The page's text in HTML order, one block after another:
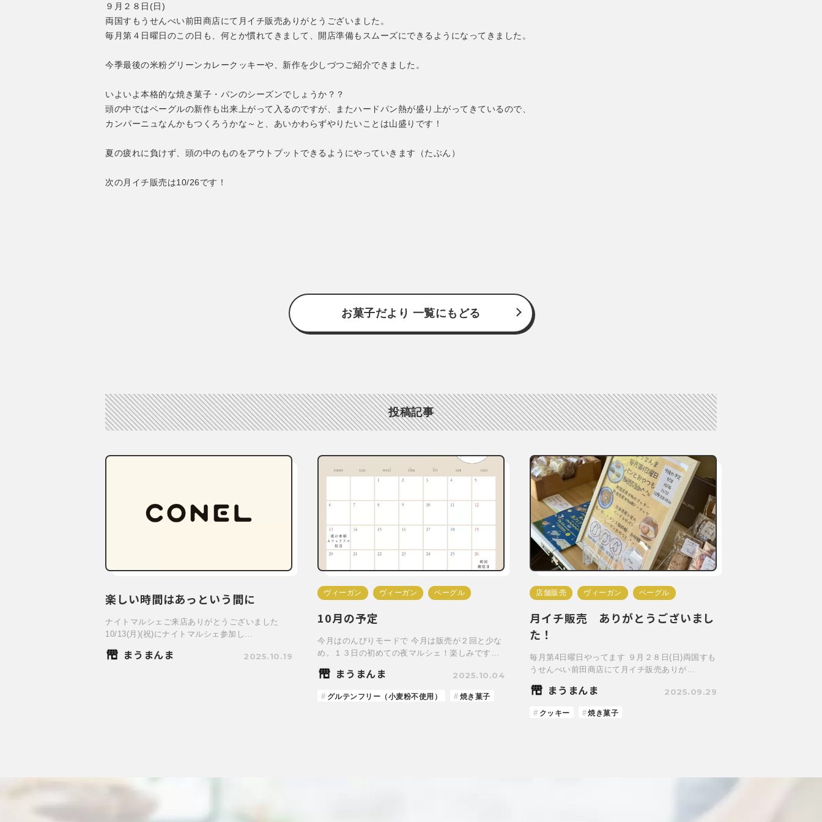
９月２８日(日)
両国すもうせんべい前田商店にて月イチ販売ありがとうございました。
毎月第４日曜日のこの日も、何とか慣れてきまして、開店準備もスムーズにできるようになってきました。
今季最後の米粉グリーンカレークッキーや、新作を少しづつご紹介できました。
いよいよ本格的な焼き菓子・パンのシーズンでしょうか？？
頭の中ではベーグルの新作も出来上がって入るのですが、またハードパン熱が盛り上がってきているので、
カンパーニュなんかもつくろうかな～と、あいかわらずやりたいことは山盛りです！
夏の疲れに負けず、頭の中のものをアウトプットできるようにやっていきます（たぶん）
次の月イチ販売は10/26です！
お菓子だより 一覧にもどる
投稿記事
楽しい時間はあっという間に
ナイトマルシェご来店ありがとうございました
10/13(月)(祝)にナイトマルシェ参加し…
まうまんま 2025.10.19
ヴィーガン ヴィーガン ベーグル
10月の予定
今月はのんびりモードで 今月は販売が２回と少な
め。１３日の初めての夜マルシェ！楽しみです…
まうまんま 2025.10.04
グルテンフリー（小麦粉不使用） 焼き菓子
店舗販売 ヴィーガン ベーグル
月イチ販売 ありがとうございまし
た！
毎月第4日曜日やってます ９月２８日(日)両国すも
うせんべい前田商店にて月イチ販売ありが…
まうまんま 2025.09.29
クッキー 焼き菓子